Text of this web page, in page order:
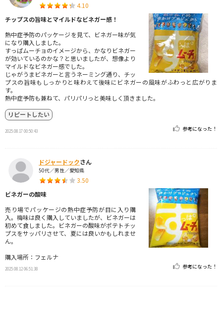
4.10
チップスの旨味とマイルドなビネガー感！
熱中症予防のパッケージを見て、ビネガー味が気
になり購入しました。
すっぱムーチョのイメージから、かなりビネガー
が効いているのかな？と思いましたが、想像より
マイルドなビネガー感でした。
じゃがうまビネガーと言うネーミング通り、チッ
プスの旨味もしっかりと味わえて後味にビネガーの風味がふわっと広がりま
す。
熱中症予防も兼ねて、パリパリっと美味しく頂きました。
リピートしたい
2025.08.17 00:50:43 参考になった！
ドジャードックさん
50代／男性／愛知県
3.50
ビネガーの酸味
売り場でパッケージの熱中症予防が目に入り購
入。梅味は良く購入していましたが、ビネガーは
初めて食しました。ビネガーの酸味がポテトチッ
プスをサッパリさせて、夏には良いかもしれませ
ん。
購入場所：フェルナ
2025.08.12 06:51:38 参考になった！